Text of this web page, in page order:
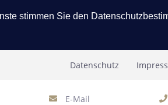
stimmen Sie den
Datenschutz
E-Mail